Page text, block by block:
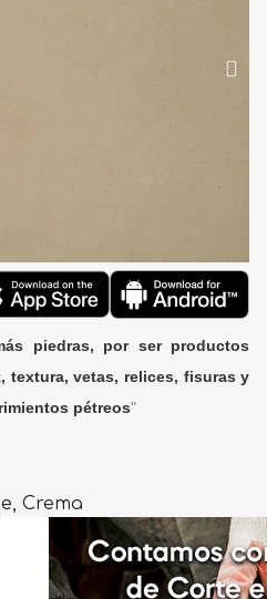
piedras, por ser productos
textura, vetas, relices, fisuras y
pétreos"
Crema